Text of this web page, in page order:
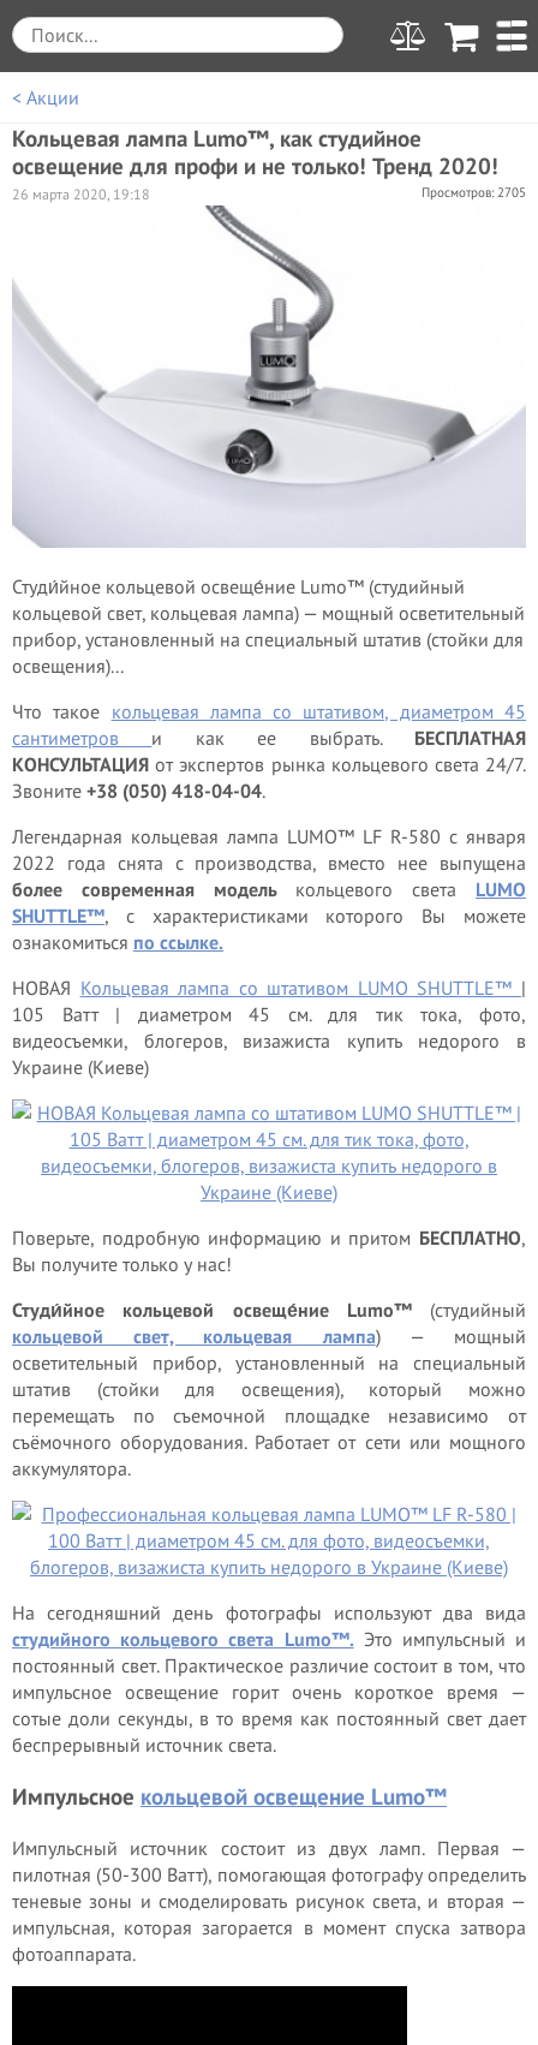
< Акции
Кольцевая лампа Lumo™, как студийное
освещение для профи и не только! Тренд 2020!
Просмотров: 2705
26 марта 2020, 19:18
Студи́йное кольцевой освеще́ние Lumo™ (студийный
кольцевой свет, кольцевая лампа) — мощный осветительный
прибор, установленный на специальный штатив (стойки для
освещения)...
Что такое кольцевая лампа со штативом, диаметром 45
сантиметров и как ее выбрать. БЕСПЛАТНАЯ
КОНСУЛЬТАЦИЯ от экспертов рынка кольцевого света 24/7.
Звоните +38 (050) 418-04-04.
Легендарная кольцевая лампа LUMO™ LF R-580 с января
2022 года снята с производства, вместо нее выпущена
более современная моделькольцевого света LUMO
SHUTTLE™, с характеристиками которого Вы можете
ознакомиться по ссылке.
НОВАЯ Кольцевая лампа со штативом LUMO SHUTTLE™ |
105 Ватт | диаметром 45 см. для тик тока, фото,
видеосъемки, блогеров, визажиста купить недорого в
Украине (Киеве)
Поверьте, подробную информацию и притом БЕСПЛАТНО,
Вы получите только у нас!
Студи́йное кольцевой освеще́ние Lumo™(студийный
кольцевой свет, кольцевая лампа) — мощный
осветительный прибор, установленный на специальный
штатив (стойки для освещения), который можно
перемещать по съемочной площадке независимо от
съёмочного оборудования. Работает от сети или мощного
аккумулятора.
На сегодняшний день фотографы используют два вида
студийного кольцевого света Lumo™. Это импульсный и
постоянный свет. Практическое различие состоит в том, что
импульсное освещение горит очень короткое время —
сотые доли секунды, в то время как постоянный свет дает
беспрерывный источник света.
Импульсное кольцевой освещение Lumo™
Импульсный источник состоит из двух ламп. Первая —
пилотная (50-300 Ватт), помогающая фотографу определить
теневые зоны и смоделировать рисунок света, и вторая —
импульсная, которая загорается в момент спуска затвора
фотоаппарата.